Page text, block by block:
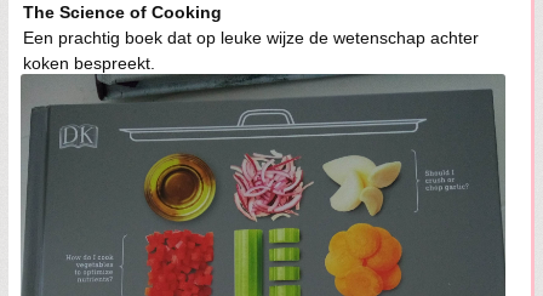
The Science of Cooking
Een prachtig boek dat op leuke wijze de wetenschap achter
koken bespreekt.